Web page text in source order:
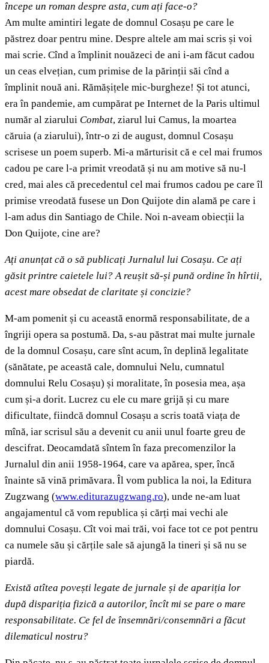
începe un roman despre asta, cum ați face-o?
Am multe amintiri legate de domnul Cosașu pe care le
păstrez doar pentru mine. Despre altele am mai scris și voi
mai scrie. Cînd a împlinit nouăzeci de ani i-am făcut cadou
un ceas elvețian, cum primise de la părinții săi cînd a
împlinit nouă ani. Rămășițele mic-burgheze! Și tot atunci,
era în pandemie, am cumpărat pe Internet de la Paris ultimul
număr al ziarului Combat, ziarul lui Camus, la moartea
căruia (a ziarului), într-o zi de august, domnul Cosașu
scrisese un poem superb. Mi-a mărturisit că e cel mai frumos
cadou pe care l-a primit vreodată și nu am motive să nu-l
cred, mai ales că precedentul cel mai frumos cadou pe care îl
primise vreodată fusese un Don Quijote din alamă pe care i
l-am adus din Santiago de Chile. Noi n-aveam obiecții la
Don Quijote, cine are?
Ați anunțat că o să publicați Jurnalul lui Cosașu. Ce ați
găsit printre caietele lui? A reușit să-și pună ordine în hîrtii,
acest mare obsedat de claritate și concizie?
M-am pomenit și cu această enormă responsabilitate, de a
îngriji opera sa postumă. Da, s-au păstrat mai multe jurnale
de la domnul Cosașu, care sînt acum, în deplină legalitate
(sănătate, pe această cale, domnului Nelu, cumnatul
domnului Relu Cosașu) și moralitate, în posesia mea, așa
cum și-a dorit. Lucrez cu ele cu mare grijă și cu mare
dificultate, fiindcă domnul Cosașu a scris toată viața de
mînă, iar scrisul său a devenit cu anii unul foarte greu de
descifrat. Deocamdată sîntem în faza precomenzilor la
Jurnalul din anii 1958-1964, care va apărea, sper, încă
înainte să vină primăvara. Îl vom publica la noi, la Editura
Zugzwang (www.editurazugzwang.ro), unde ne-am luat
angajamentul că vom republica și cărți mai vechi ale
domnului Cosașu. Cît voi mai trăi, voi face tot ce pot pentru
ca numele său și cărțile sale să ajungă la tineri și să nu se
piardă.
Există atîtea povești legate de jurnale și de apariția lor
după dispariția fizică a autorilor, încît mi se pare o mare
responsabilitate. Ce fel de însemnări/consemnări a făcut
dilematicul nostru?